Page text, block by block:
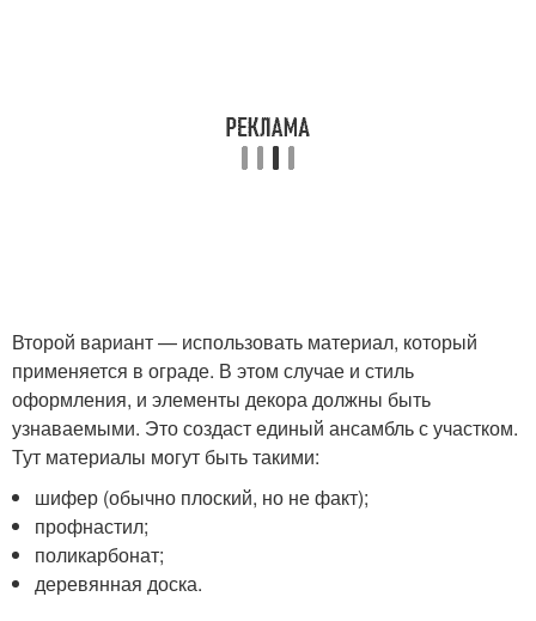
Второй вариант — использовать материал, который
применяется в ограде. В этом случае и стиль
оформления, и элементы декора должны быть
узнаваемыми. Это создаст единый ансамбль с участком.
Тут материалы могут быть такими:
шифер (обычно плоский, но не факт);
профнастил;
поликарбонат;
деревянная доска.